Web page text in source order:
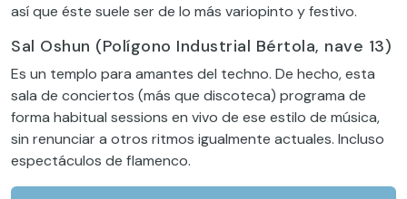
así que éste suele ser de lo más variopinto y festivo.
Sal Oshun (Polígono Industrial Bértola, nave 13)
Es un templo para amantes del techno. De hecho, esta
sala de conciertos (más que discoteca) programa de
forma habitual sessions en vivo de ese estilo de música,
sin renunciar a otros ritmos igualmente actuales. Incluso
espectáculos de flamenco.